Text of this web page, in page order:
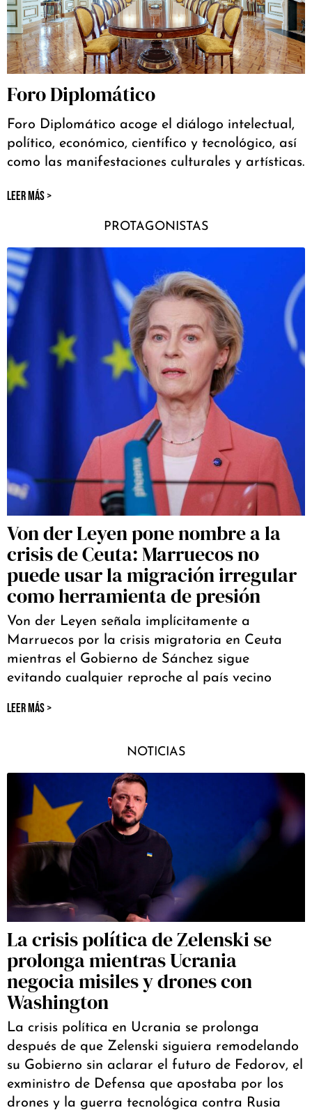
Foro Diplomático
Foro Diplomático acoge el diálogo intelectual,
político, económico, científico y tecnológico, así
como las manifestaciones culturales y artísticas.
LEER MÁS >
PROTAGONISTAS
Von der Leyen pone nombre a la
crisis de Ceuta: Marruecos no
puede usar la migración irregular
como herramienta de presión
Von der Leyen señala implícitamente a
Marruecos por la crisis migratoria en Ceuta
mientras el Gobierno de Sánchez sigue
evitando cualquier reproche al país vecino
LEER MÁS >
NOTICIAS
La crisis política de Zelenski se
prolonga mientras Ucrania
negocia misiles y drones con
Washington
La crisis política en Ucrania se prolonga
después de que Zelenski siguiera remodelando
su Gobierno sin aclarar el futuro de Fedorov, el
exministro de Defensa que apostaba por los
drones y la guerra tecnológica contra Rusia